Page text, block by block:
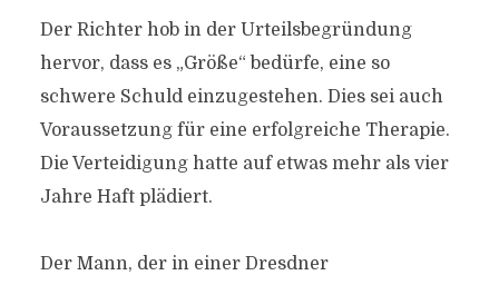
Der Richter hob in der Urteilsbegründung
hervor, dass es „Größe“ bedürfe, eine so
schwere Schuld einzugestehen. Dies sei auch
Voraussetzung für eine erfolgreiche Therapie.
Die Verteidigung hatte auf etwas mehr als vier
Jahre Haft plädiert.
Der Mann, der in einer Dresdner